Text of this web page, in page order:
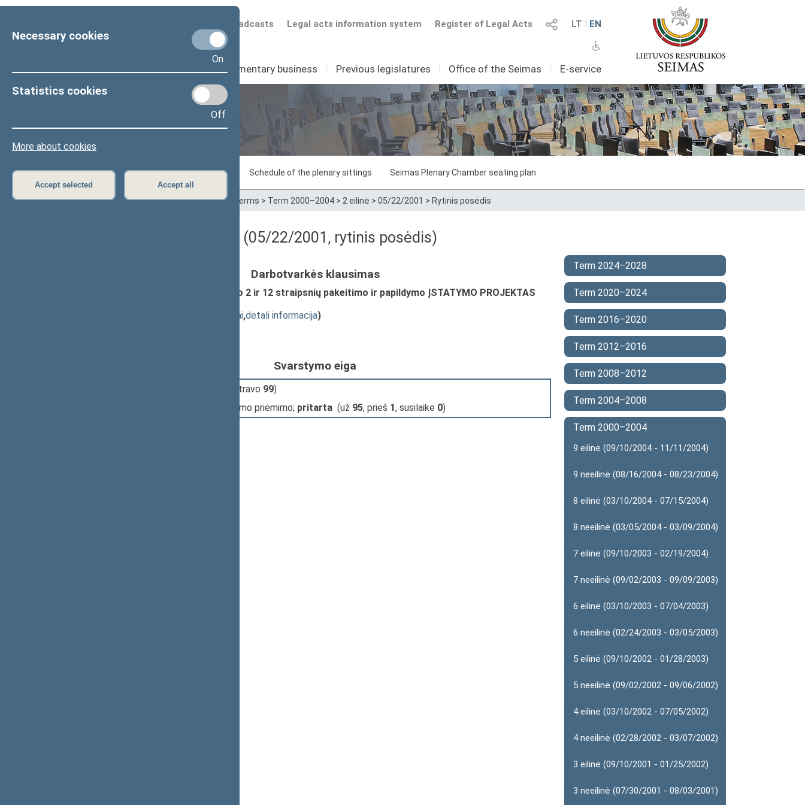
Necessary cookies
On
Statistics cookies
Off
More about cookies
Accept selected Accept all
LT I EN
Register of Legal Acts
Legal acts information system
Scheduled broadcasts
Seimas I Parliamentary business I Previous legislatures I Office of the Seimas I E-service
Sitting in progress Plenary sittings Schedule of the plenary sittings Seimas Plenary Chamber seating plan
Home>Plenary sittings>Parliamentary terms > Term 2000–2004 > 2 eilinė > 05/22/2001 > Rytinis posėdis
Darbotvarkės klausimas (05/22/2001, rytinis posėdis)
Darbotvarkės klausimas
Pinigų plovimo prevencijos įstatymo 2 ir 12 straipsnių pakeitimo ir papildymo ĮSTATYMO PROJEKTAS
susiję dokumentai,detali informacija)
Svarstymo eiga
(užsiregistravo 99)
dėl įstatymo priėmimo; pritarta (už 95, prieš 1, susilaikė 0)
Term 2024–2028
Term 2020–2024
Term 2016–2020
Term 2012–2016
Term 2008–2012
Term 2004–2008
Term 2000–2004
9 eilinė (09/10/2004 - 11/11/2004)
9 neeilinė (08/16/2004 - 08/23/2004)
8 eilinė (03/10/2004 - 07/15/2004)
8 neeilinė (03/05/2004 - 03/09/2004)
7 eilinė (09/10/2003 - 02/19/2004)
7 neeilinė (09/02/2003 - 09/09/2003)
6 eilinė (03/10/2003 - 07/04/2003)
6 neeilinė (02/24/2003 - 03/05/2003)
5 eilinė (09/10/2002 - 01/28/2003)
5 neeilinė (09/02/2002 - 09/06/2002)
4 eilinė (03/10/2002 - 07/05/2002)
4 neeilinė (02/28/2002 - 03/07/2002)
3 eilinė (09/10/2001 - 01/25/2002)
3 neeilinė (07/30/2001 - 08/03/2001)